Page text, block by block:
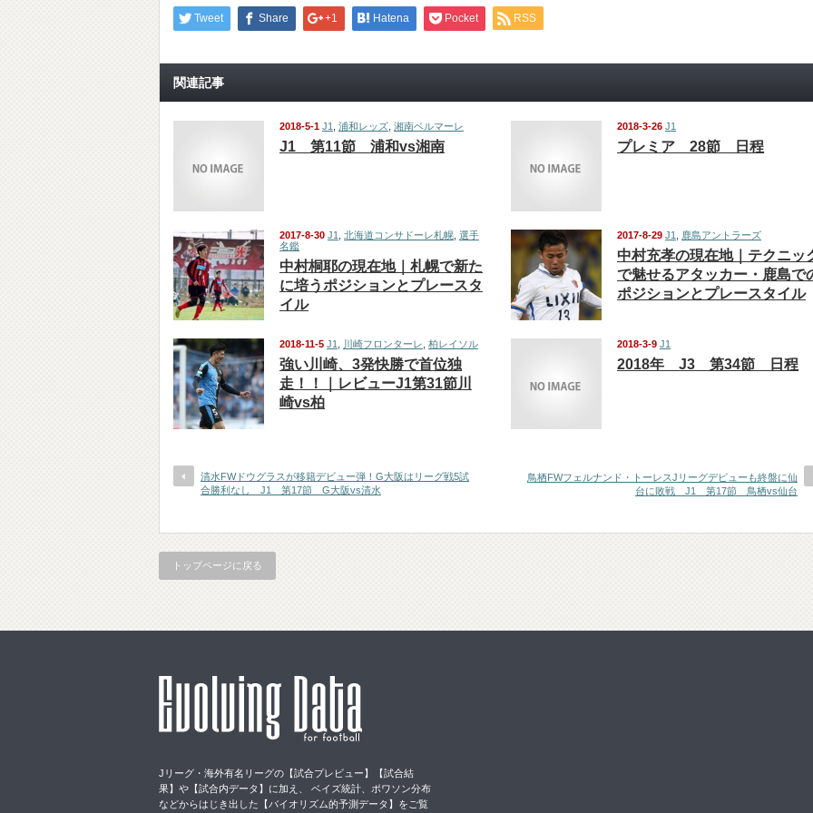
Tweet Share +1 Hatena Pocket RSS
関連記事
2018-5-1 J1 浦和レッズ 湘南ベルマーレ
J1 第11節 浦和vs湘南
2018-3-26 J1
プレミア 28節 日程
2017-8-30 J1 北海道コンサドーレ札幌 選手
名鑑
中村桐耶の現在地｜札幌で新た
に培うポジションとプレースタ
イル
2017-8-29 J1 鹿島アントラーズ
中村充孝の現在地｜テクニッ
で魅せるアタッカー・鹿島で
ポジションとプレースタイル
2018-11-5 J1 川崎フロンターレ 柏レイソル
強い川崎、3発快勝で首位独
走！！｜レビューJ1第31節川
崎vs柏
2018-3-9 J1
2018年 J3 第34節 日程
清水FWドウグラスが移籍デビュー弾！G大阪はリーグ戦5試
合勝利なし J1 第17節 G大阪vs清水
鳥栖FWフェルナンド・トーレスJリーグデビューも終盤に仙
台に敗戦 J1 第17節 鳥栖vs仙台
トップページに戻る
Jリーグ・海外有名リーグの【試合プレビュー】【試合結
果】や【試合内データ】に加え、 ベイズ統計、ポワソン分布
などからはじき出した【バイオリズム的予測データ】をご覧